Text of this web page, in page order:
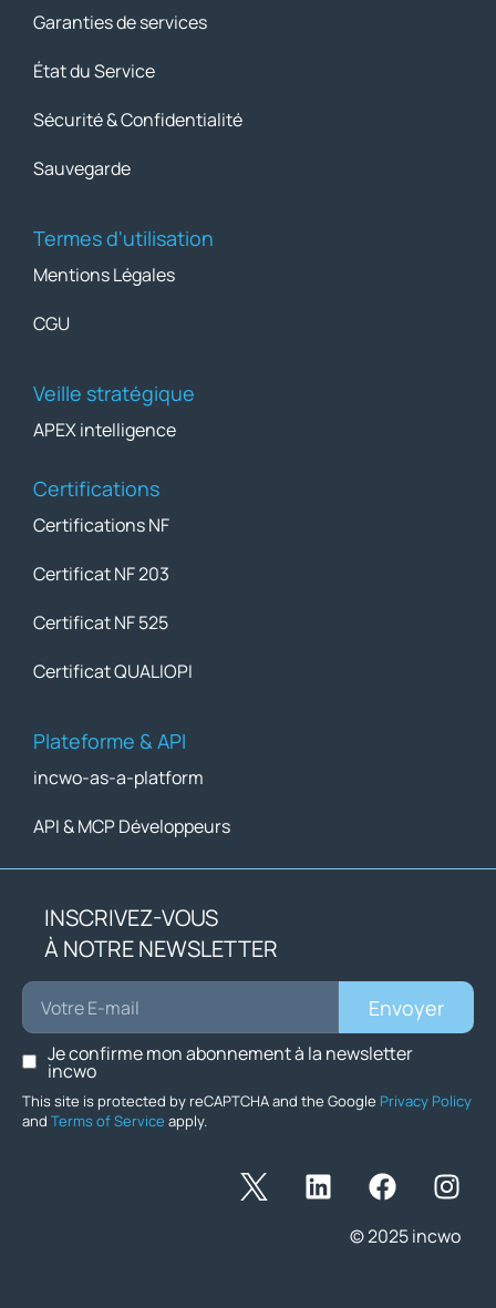
Garanties de services
État du Service
Sécurité & Confidentialité
Sauvegarde
Termes d'utilisation
Mentions Légales
CGU
Veille stratégique
APEX intelligence
Certifications
Certifications NF
Certificat NF 203
Certificat NF 525
Certificat QUALIOPI
Plateforme & API
incwo-as-a-platform
API & MCP Développeurs
INSCRIVEZ-VOUS
À NOTRE NEWSLETTER
This site is protected by reCAPTCHA and the Google Privacy Policy
and Terms of Service apply.
Je confirme mon abonnement à la newsletter
incwo
Envoyer
© 2025 incwo